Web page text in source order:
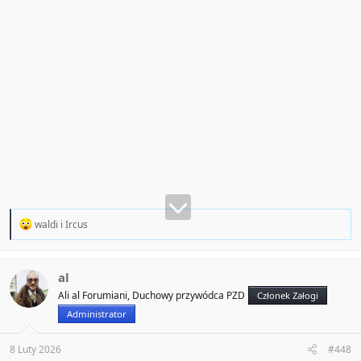
R
t
i
o
waldi i Ircus
al
Ali al Forumiani, Duchowy przywódca PZD
Członek Załogi
Administrator
8 Luty 2026 #448